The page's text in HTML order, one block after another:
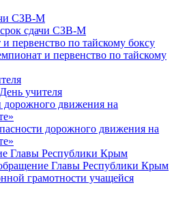
сдачи СЗВ-М
и первенство по тайскому
учителя
дорожного движения на
Главы Республики Крым